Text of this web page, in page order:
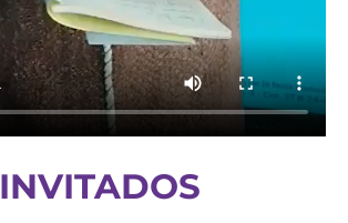
INVITADOS